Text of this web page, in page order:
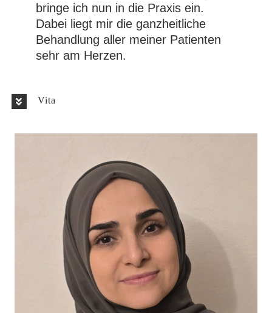
bringe ich nun in die Praxis ein.
Dabei liegt mir die ganzheitliche
Behandlung aller meiner Patienten
sehr am Herzen.
Vita